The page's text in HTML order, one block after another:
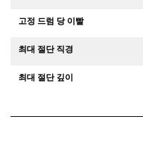
고정 드럼 당 이빨
최대 절단 직경
최대 절단 깊이